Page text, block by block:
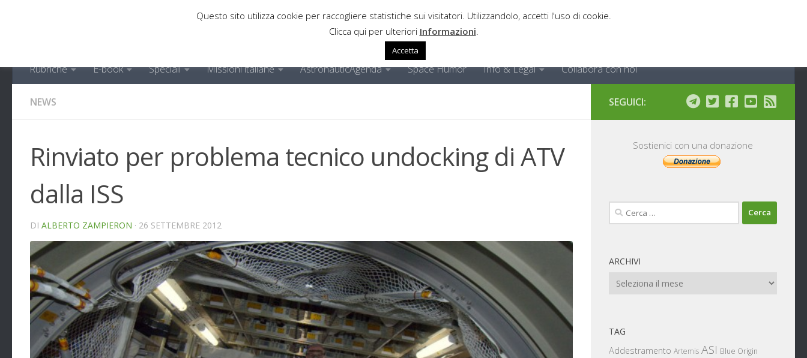
Rubriche E-book Speciali Missioni italiane AstronauticAgenda Space Humor Info & Legal Collabora con noi
NEWS
Rinviato per problema tecnico undocking di ATV
dalla ISS
DI ALBERTO ZAMPIERON · 26 SETTEMBRE 2012
SEGUICI:
Sostienici con una donazione
Ricerca
per:
ARCHIVI
Archivi
TAG
Addestramento Artemis ASI Blue Origin
Questo sito utilizza cookie per raccogliere statistiche sui visitatori. Utilizzandolo, accetti l'uso di cookie.
Clicca qui per ulteriori Informazioni
Accetta